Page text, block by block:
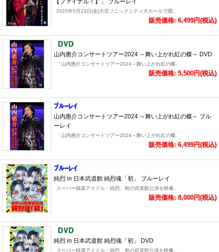
【ファイナル！】」 ブルーレイ
2025年5月23日(金)大宮ソニックシティ大ホールで開..
販売価格: 6,499円(税込)
山内惠介コンサートツアー2024 ～舞い上がれ紅の蝶～ DVD
「山内惠介コンサートツアー2024～舞い上がれ紅の蝶..
販売価格: 5,500円(税込)
山内惠介コンサートツアー2024 ～舞い上がれ紅の蝶～ ブル
ーレイ
「山内惠介コンサートツアー2024～舞い上がれ紅の蝶..
販売価格: 6,499円(税込)
純烈 in 日本武道館 純烈魂「初」 ブルーレイ
スーパー銭湯アイドル・純烈、初の武道館公演を映像..
販売価格: 8,000円(税込)
純烈 in 日本武道館 純烈魂「初」 DVD
スーパー銭湯アイドル・純烈、初の武道館公演を映像..